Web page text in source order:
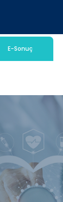
E-Sonuç